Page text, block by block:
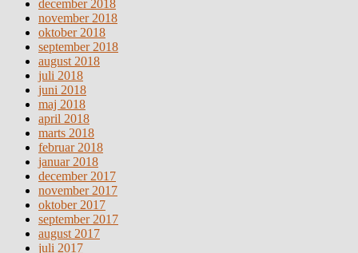
december 2018
november 2018
oktober 2018
september 2018
august 2018
juli 2018
juni 2018
maj 2018
april 2018
marts 2018
februar 2018
januar 2018
december 2017
november 2017
oktober 2017
september 2017
august 2017
juli 2017